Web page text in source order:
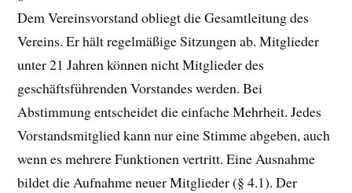
Dem Vereinsvorstand obliegt die Gesamtleitung des
Vereins. Er hält regelmäßige Sitzungen ab. Mitglieder
unter 21 Jahren können nicht Mitglieder des
geschäftsführenden Vorstandes werden. Bei
Abstimmung entscheidet die einfache Mehrheit. Jedes
Vorstandsmitglied kann nur eine Stimme abgeben, auch
wenn es mehrere Funktionen vertritt. Eine Ausnahme
bildet die Aufnahme neuer Mitglieder (§ 4.1). Der